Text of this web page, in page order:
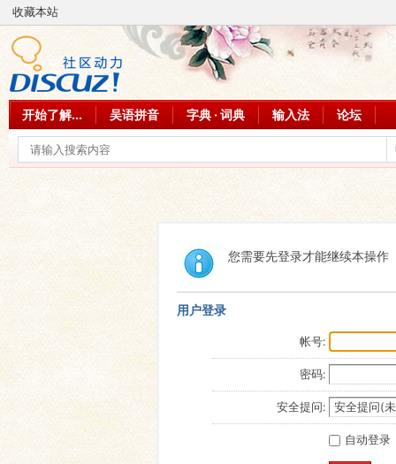
收藏本站
开始了解... 吴语拼音 字典 · 词典 输入法 论坛
您需要先登录才能继续本操作
用户登录
帐号:
密码:
安全提问:
自动登录